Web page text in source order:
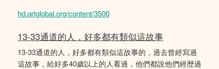
hd.qrtglobal.org/content/3500
13-33通道的人，好多都有類似這故事
13-33通道的人，好多都有類似這故事的，過去曾經寫過
這故事，給好多40歲以上的人看過，他們都說他們經歴過